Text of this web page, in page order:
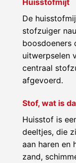
Huisstofmijt
De
stofzuiger
boosdoeners
uitwerpselen
centraal
afgevoerd.
Stof, wat is
Huisstof is
deeltjes, die
aan haren en
zand,